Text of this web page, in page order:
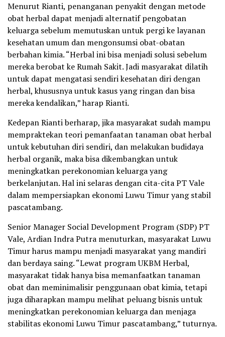
Menurut Rianti, penanganan penyakit dengan metode
obat herbal dapat menjadi alternatif pengobatan
keluarga sebelum memutuskan untuk pergi ke layanan
kesehatan umum dan mengonsumsi obat-obatan
berbahan kimia. “Herbal ini bisa menjadi solusi sebelum
mereka berobat ke Rumah Sakit. Jadi masyarakat dilatih
untuk dapat mengatasi sendiri kesehatan diri dengan
herbal, khususnya untuk kasus yang ringan dan bisa
mereka kendalikan,” harap Rianti.
Kedepan Rianti berharap, jika masyarakat sudah mampu
mempraktekan teori pemanfaatan tanaman obat herbal
untuk kebutuhan diri sendiri, dan melakukan budidaya
herbal organik, maka bisa dikembangkan untuk
meningkatkan perekonomian keluarga yang
berkelanjutan. Hal ini selaras dengan cita-cita PT Vale
dalam mempersiapkan ekonomi Luwu Timur yang stabil
pascatambang.
Senior Manager Social Development Program (SDP) PT
Vale, Ardian Indra Putra menuturkan, masyarakat Luwu
Timur harus mampu menjadi masyarakat yang mandiri
dan berdaya saing. “Lewat program UKBM Herbal,
masyarakat tidak hanya bisa memanfaatkan tanaman
obat dan meminimalisir penggunaan obat kimia, tetapi
juga diharapkan mampu melihat peluang bisnis untuk
meningkatkan perekonomian keluarga dan menjaga
stabilitas ekonomi Luwu Timur pascatambang,” tuturnya.